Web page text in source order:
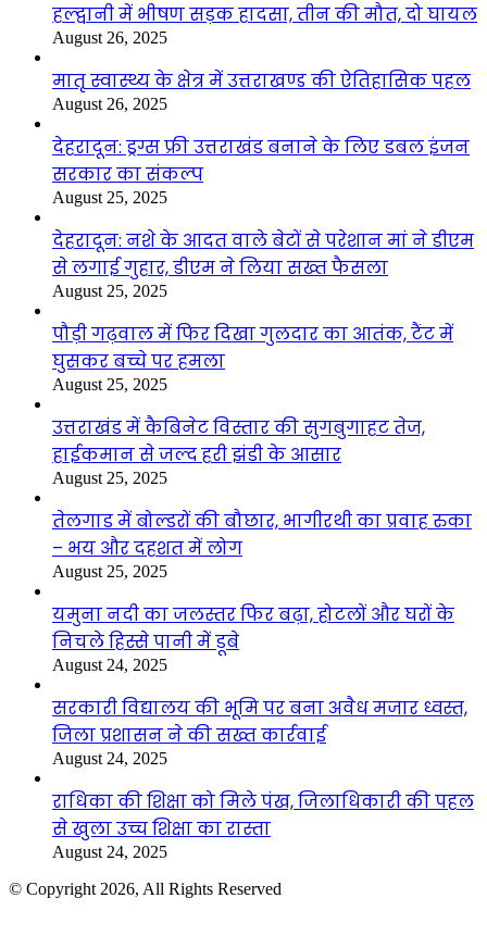
हल्द्वानी में भीषण सड़क हादसा, तीन की मौत, दो घायल
August 26, 2025
मातृ स्वास्थ्य के क्षेत्र में उत्तराखण्ड की ऐतिहासिक पहल
August 26, 2025
देहरादून: ड्रग्स फ्री उत्तराखंड बनाने के लिए डबल इंजन
सरकार का संकल्प
August 25, 2025
देहरादून: नशे के आदत वाले बेटों से परेशान मां ने डीएम
से लगाई गुहार, डीएम ने लिया सख्त फैसला
August 25, 2025
पौड़ी गढ़वाल में फिर दिखा गुलदार का आतंक, टैंट में
घुसकर बच्चे पर हमला
August 25, 2025
उत्तराखंड में कैबिनेट विस्तार की सुगबुगाहट तेज,
हाईकमान से जल्द हरी झंडी के आसार
August 25, 2025
तेलगाड में बोल्डरों की बौछार, भागीरथी का प्रवाह रुका
– भय और दहशत में लोग
August 25, 2025
यमुना नदी का जलस्तर फिर बढ़ा, होटलों और घरों के
निचले हिस्से पानी में डूबे
August 24, 2025
सरकारी विद्यालय की भूमि पर बना अवैध मजार ध्वस्त,
जिला प्रशासन ने की सख्त कार्रवाई
August 24, 2025
राधिका की शिक्षा को मिले पंख, जिलाधिकारी की पहल
से खुला उच्च शिक्षा का रास्ता
August 24, 2025
© Copyright 2026, All Rights Reserved